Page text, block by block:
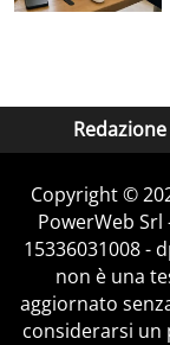
Redazione
Copyright ©
PowerWeb Srl
15336031008 -
non è una
aggiornato
considerarsi un